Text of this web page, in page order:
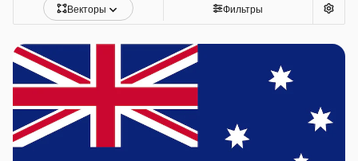
Векторы Фильтры